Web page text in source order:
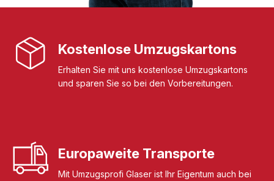
Kostenlose Umzugskartons
Erhalten Sie mit uns kostenlose Umzugskartons
und sparen Sie so bei den Vorbereitungen.
Europaweite Transporte
Mit Umzugsprofi Glaser ist Ihr Eigentum auch bei